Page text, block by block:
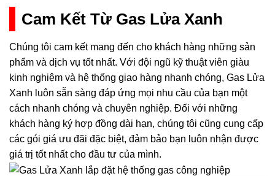
Cam Kết Từ Gas Lửa Xanh
Chúng tôi cam kết mang đến cho khách hàng những sản
phẩm và dịch vụ tốt nhất. Với đội ngũ kỹ thuật viên giàu
kinh nghiệm và hệ thống giao hàng nhanh chóng, Gas Lửa
Xanh luôn sẵn sàng đáp ứng mọi nhu cầu của bạn một
cách nhanh chóng và chuyên nghiệp. Đối với những
khách hàng ký hợp đồng dài hạn, chúng tôi cũng cung cấp
các gói giá ưu đãi đặc biệt, đảm bảo bạn luôn nhận được
giá trị tốt nhất cho đầu tư của mình.